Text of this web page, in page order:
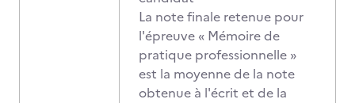
La note finale retenue pour
l'épreuve « Mémoire de
pratique professionnelle »
est la moyenne de la note
obtenue à l'écrit et de la